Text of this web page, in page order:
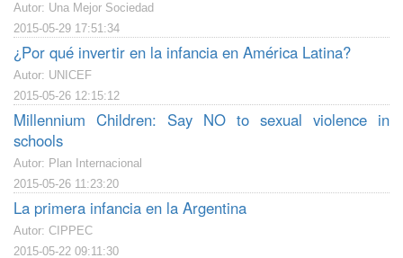
Autor: Una Mejor Sociedad
2015-05-29 17:51:34
¿Por qué invertir en la infancia en América Latina?
Autor: UNICEF
2015-05-26 12:15:12
Millennium Children: Say NO to sexual violence in
schools
Autor: Plan Internacional
2015-05-26 11:23:20
La primera infancia en la Argentina
Autor: CIPPEC
2015-05-22 09:11:30